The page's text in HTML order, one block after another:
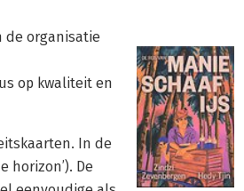
de organisatie
op kwaliteit en
In de
horizon’). De